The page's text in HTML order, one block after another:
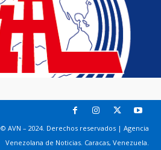
© AVN – 2024. Derechos reservados | Agencia
Venezolana de Noticias. Caracas, Venezuela.